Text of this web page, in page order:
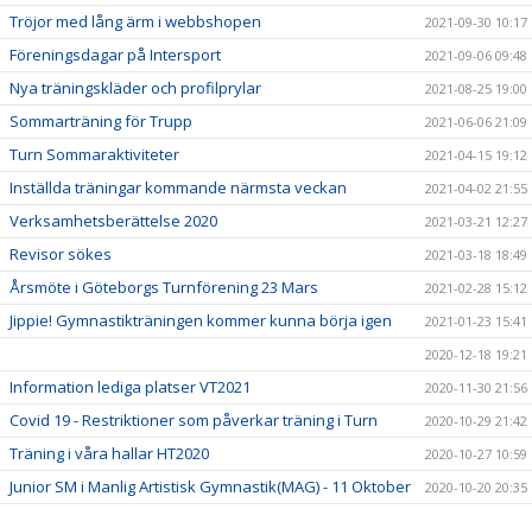
Tröjor med lång ärm i webbshopen 2021-09-30 10:17
Föreningsdagar på Intersport 2021-09-06 09:48
Nya träningskläder och profilprylar 2021-08-25 19:00
Sommarträning för Trupp 2021-06-06 21:09
Turn Sommaraktiviteter 2021-04-15 19:12
Inställda träningar kommande närmsta veckan 2021-04-02 21:55
Verksamhetsberättelse 2020 2021-03-21 12:27
Revisor sökes 2021-03-18 18:49
Årsmöte i Göteborgs Turnförening 23 Mars 2021-02-28 15:12
Jippie! Gymnastikträningen kommer kunna börja igen
2021-01-23 15:41
2020-12-18 19:21
Information lediga platser VT2021 2020-11-30 21:56
Covid 19 - Restriktioner som påverkar träning i Turn 2020-10-29 21:42
Träning i våra hallar HT2020 2020-10-27 10:59
Junior SM i Manlig Artistisk Gymnastik(MAG) - 11 Oktober 2020-10-20 20:35